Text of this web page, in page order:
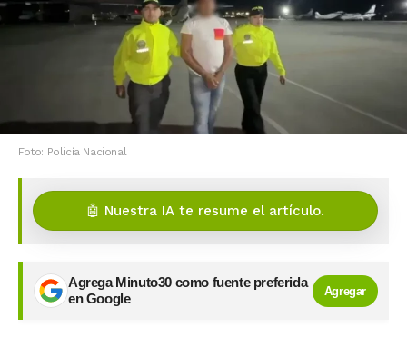
Foto: Policía Nacional
🤖 Nuestra IA te resume el artículo.
Agrega Minuto30 como fuente preferida
en Google
Agregar